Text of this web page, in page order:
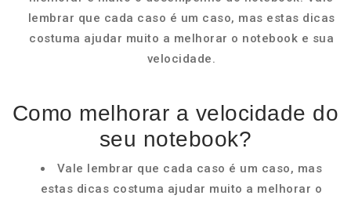
lembrar que cada caso é um caso, mas estas dicas
costuma ajudar muito a melhorar o notebook e sua
velocidade.
Como melhorar a velocidade do
seu notebook?
Vale lembrar que cada caso é um caso, mas
estas dicas costuma ajudar muito a melhorar o